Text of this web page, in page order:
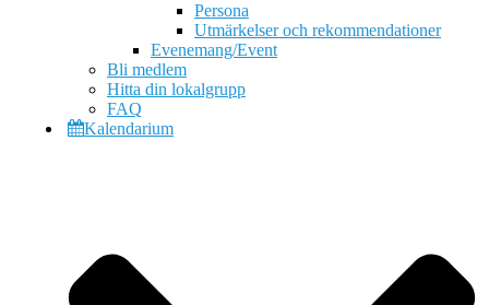
Persona
Utmärkelser och rekommendationer
Evenemang/Event
Bli medlem
Hitta din lokalgrupp
FAQ
Kalendarium